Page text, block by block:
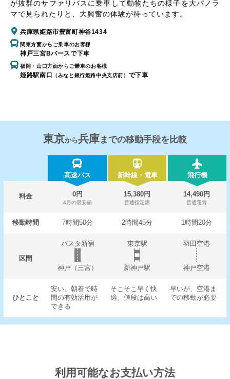
が抜群のサファリバスに乗車して動物たちの様子を大パノラ
マで見られたりと、大興奮の体験が待っています。
兵庫県姫路市豊富町神谷1434
関東方面からご乗車のお客様
神戸三宮Bバースで下車
福岡・山口方面からご乗車のお客様
姫路駅南口 （みなと銀行姫路中央支店前） で下車
東京から兵庫までの移動手段を比較
高速バス 新幹線・電車 飛行機
料金 0円
4月の最安値
15,380円
普通指定席
14,490円
普通運賃
移動時間 7時間50分 2時間45分 1時間20分
区間
バスタ新宿 東京駅 羽田空港
神戸（三宮） 新神戸駅 神戸空港
ひとこと
安い。朝着で時
間の有効活用が
できる
そこそこ早く快
適。値段は高い
早いが、空港ま
での移動が必要
利用可能なお支払い方法